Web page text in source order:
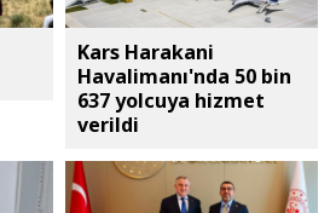
Kars Harakani
Havalimanı'nda 50 bin
637 yolcuya hizmet
verildi